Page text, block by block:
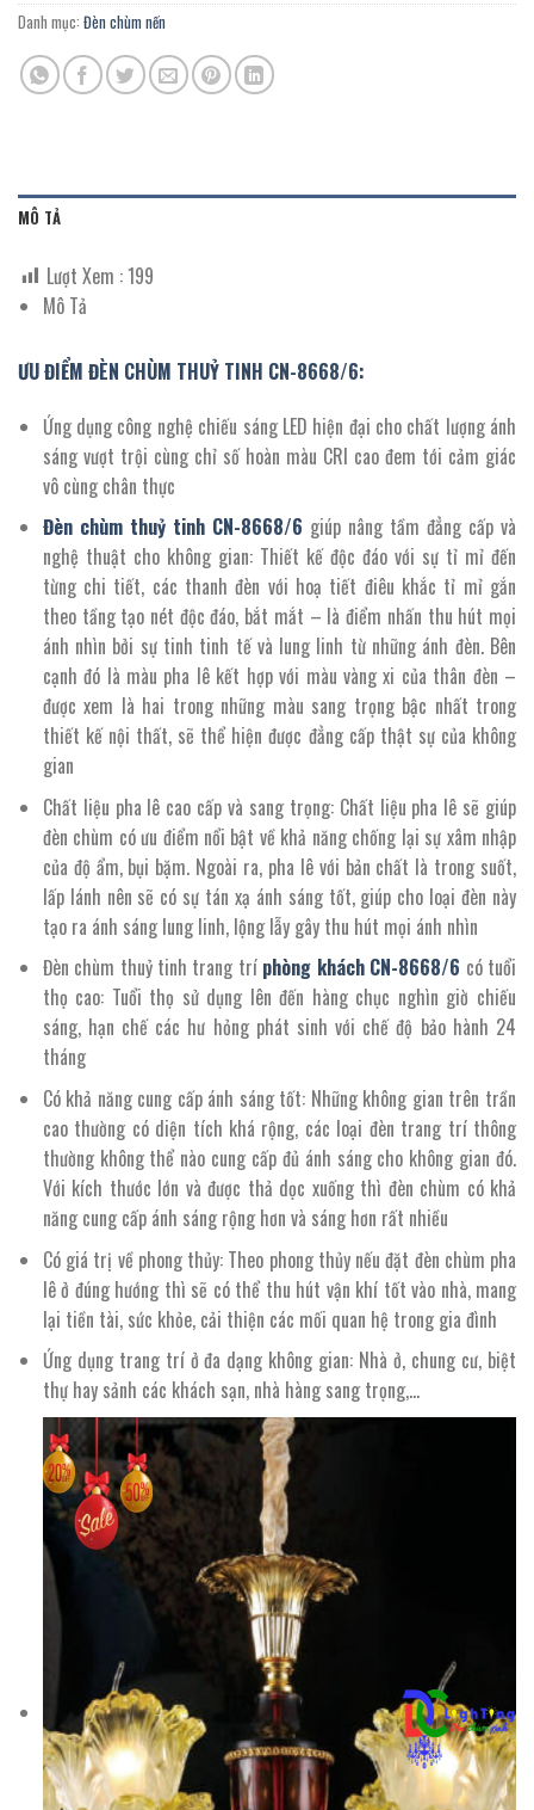
Danh mục: Đèn chùm nến
MÔ TẢ
Lượt Xem :199
Mô Tả
ƯU ĐIỂM ĐÈN CHÙM THUỶ TINH CN-8668/6:
Ứng dụng công nghệ chiếu sáng LED hiện đại cho chất lượng ánh
sáng vượt trội cùng chỉ số hoàn màu CRI cao đem tới cảm giác
vô cùng chân thực
Đèn chùm thuỷ tinh CN-8668/6 giúp nâng tầm đẳng cấp và
nghệ thuật cho không gian: Thiết kế độc đáo với sự tỉ mỉ đến
từng chi tiết, các thanh đèn với hoạ tiết điêu khắc tỉ mỉ gắn
theo tầng tạo nét độc đáo, bắt mắt – là điểm nhấn thu hút mọi
ánh nhìn bởi sự tinh tinh tế và lung linh từ những ánh đèn. Bên
cạnh đó là màu pha lê kết hợp với màu vàng xi của thân đèn –
được xem là hai trong những màu sang trọng bậc nhất trong
thiết kế nội thất, sẽ thể hiện được đẳng cấp thật sự của không
gian
Chất liệu pha lê cao cấp và sang trọng: Chất liệu pha lê sẽ giúp
đèn chùm có ưu điểm nổi bật về khả năng chống lại sự xâm nhập
của độ ẩm, bụi bặm. Ngoài ra, pha lê với bản chất là trong suốt,
lấp lánh nên sẽ có sự tán xạ ánh sáng tốt, giúp cho loại đèn này
tạo ra ánh sáng lung linh, lộng lẫy gây thu hút mọi ánh nhìn
Đèn chùm thuỷ tinh trang trí phòng khách CN-8668/6 có tuổi
thọ cao: Tuổi thọ sử dụng lên đến hàng chục nghìn giờ chiếu
sáng, hạn chế các hư hỏng phát sinh với chế độ bảo hành 24
tháng
Có khả năng cung cấp ánh sáng tốt: Những không gian trên trần
cao thường có diện tích khá rộng, các loại đèn trang trí thông
thường không thể nào cung cấp đủ ánh sáng cho không gian đó.
Với kích thước lớn và được thả dọc xuống thì đèn chùm có khả
năng cung cấp ánh sáng rộng hơn và sáng hơn rất nhiều
Có giá trị về phong thủy: Theo phong thủy nếu đặt đèn chùm pha
lê ở đúng hướng thì sẽ có thể thu hút vận khí tốt vào nhà, mang
lại tiền tài, sức khỏe, cải thiện các mối quan hệ trong gia đình
Ứng dụng trang trí ở đa dạng không gian: Nhà ở, chung cư, biệt
thự hay sảnh các khách sạn, nhà hàng sang trọng,…